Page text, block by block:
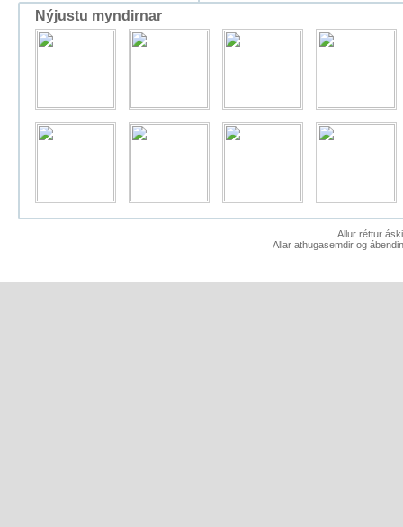
Nýjustu myndirnar
Allur réttur
Allar athugasemdir og